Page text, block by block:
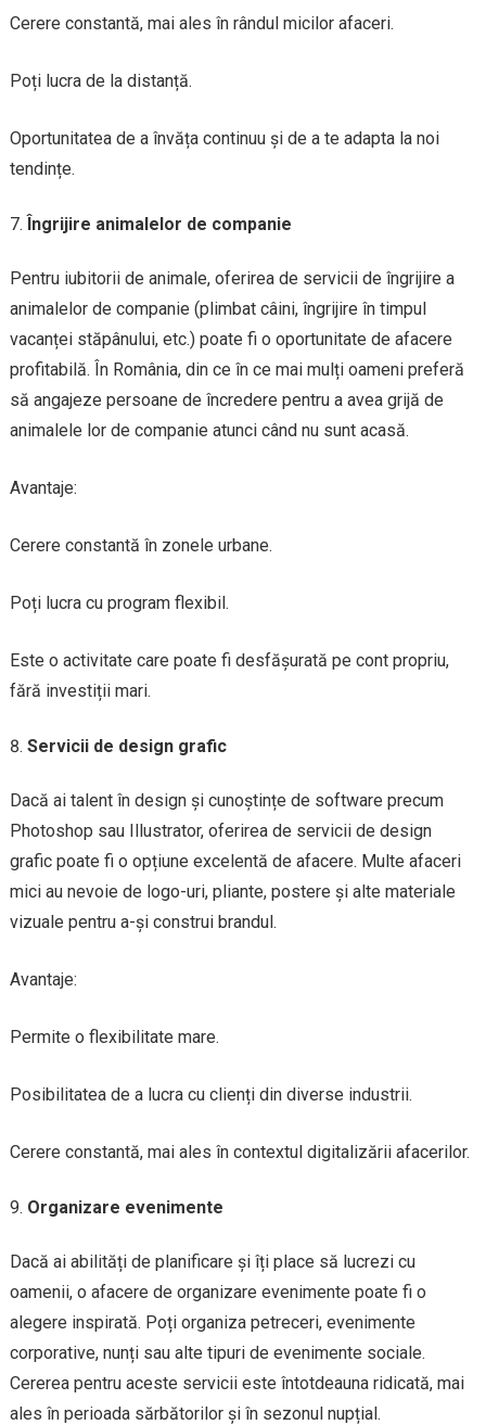
Cerere constantă, mai ales în rândul micilor afaceri.
Poți lucra de la distanță.
Oportunitatea de a învăța continuu și de a te adapta la noi
tendințe.
Îngrijire animalelor de companie
Pentru iubitorii de animale, oferirea de servicii de îngrijire a
animalelor de companie (plimbat câini, îngrijire în timpul
vacanței stăpânului, etc.) poate fi o oportunitate de afacere
profitabilă. În România, din ce în ce mai mulți oameni preferă
să angajeze persoane de încredere pentru a avea grijă de
animalele lor de companie atunci când nu sunt acasă.
Avantaje:
Cerere constantă în zonele urbane.
Poți lucra cu program flexibil.
Este o activitate care poate fi desfășurată pe cont propriu,
fără investiții mari.
Servicii de design grafic
Dacă ai talent în design și cunoștințe de software precum
Photoshop sau Illustrator, oferirea de servicii de design
grafic poate fi o opțiune excelentă de afacere. Multe afaceri
mici au nevoie de logo-uri, pliante, postere și alte materiale
vizuale pentru a-și construi brandul.
Avantaje:
Permite o flexibilitate mare.
Posibilitatea de a lucra cu clienți din diverse industrii.
Cerere constantă, mai ales în contextul digitalizării afacerilor.
Organizare evenimente
Dacă ai abilități de planificare și îți place să lucrezi cu
oamenii, o afacere de organizare evenimente poate fi o
alegere inspirată. Poți organiza petreceri, evenimente
corporative, nunți sau alte tipuri de evenimente sociale.
Cererea pentru aceste servicii este întotdeauna ridicată, mai
ales în perioada sărbătorilor și în sezonul nupțial.